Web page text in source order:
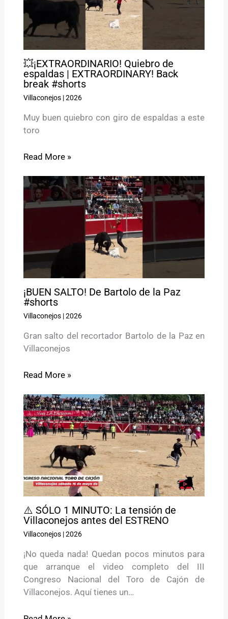
💥¡EXTRAORDINARIO! Quiebro de
espaldas | EXTRAORDINARY! Back
break #shorts
Villaconejos|2026
Muy buen quiebro con giro de espaldas a este
toro
Read More »
¡BUEN SALTO! De Bartolo de la Paz
#shorts
Villaconejos|2026
Gran salto del recortador Bartolo de la Paz en
Villaconejos
Read More »
⚠️ SÓLO 1 MINUTO: La tensión de
Villaconejos antes del ESTRENO
Villaconejos|2026
¡No queda nada! Quedan pocos minutos para
que arranque el video completo del III
Congreso Nacional del Toro de Cajón de
Villaconejos. Aquí tienes un…